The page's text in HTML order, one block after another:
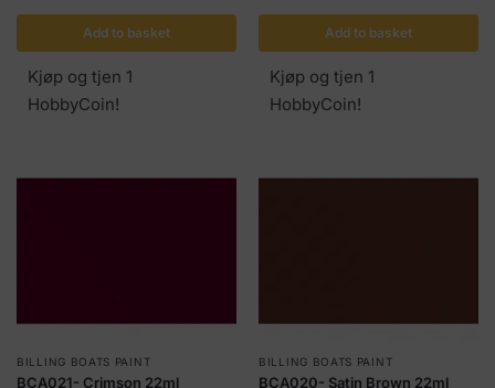
Add to basket
Kjøp og tjen 1
HobbyCoin!
Add to basket
Kjøp og tjen 1
HobbyCoin!
BILLING BOATS PAINT
BCA021- Crimson 22ml
BILLING BOATS PAINT
BCA020- Satin Brown 22ml